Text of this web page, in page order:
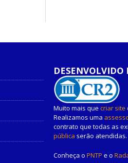
DESENVOLVIDO
Muito mais que criar site
Realizamos uma
contrato que todas as
pública serão atendidas.
Conheça o PNTP e o